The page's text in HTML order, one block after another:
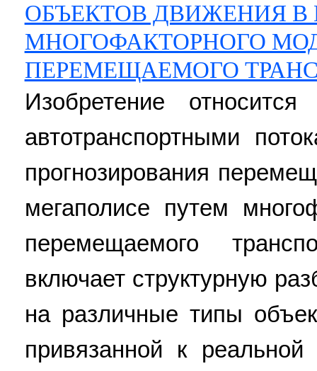
ОБЪЕКТОВ ДВИЖЕНИЯ
МНОГОФАКТОРНОГО
ПЕРЕМЕЩАЕМОГО
Изобретение
автотранспортными
прогнозирования
мегаполисе путем
перемещаемого
включает структурную
на различные типы
привязанной к реальной